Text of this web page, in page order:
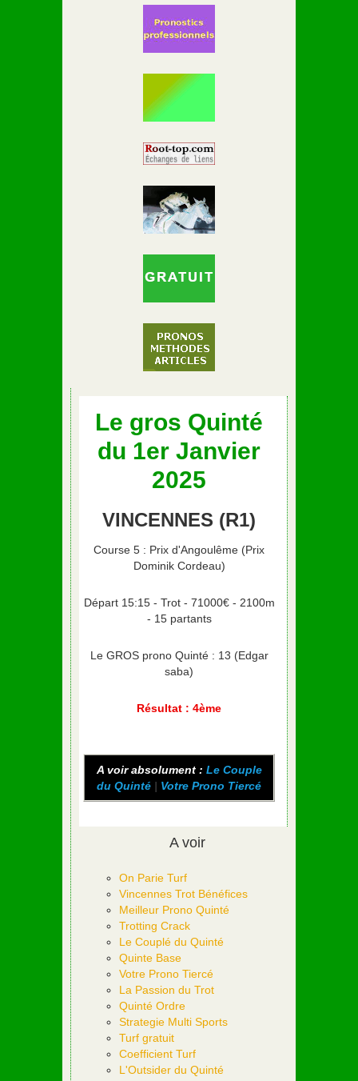
Le gros Quinté
du 1er Janvier
2025
VINCENNES (R1)
Course 5 : Prix d'Angoulême (Prix
Dominik Cordeau)
Départ 15:15 - Trot - 71000€ - 2100m
- 15 partants
Le GROS prono Quinté : 13 (Edgar
saba)
Résultat : 4ème
A voir absolument : Le Couple
du Quinté | Votre Prono Tiercé
A voir
On Parie Turf
Vincennes Trot Bénéfices
Meilleur Prono Quinté
Trotting Crack
Le Couplé du Quinté
Quinte Base
Votre Prono Tiercé
La Passion du Trot
Quinté Ordre
Strategie Multi Sports
Turf gratuit
Coefficient Turf
L'Outsider du Quinté